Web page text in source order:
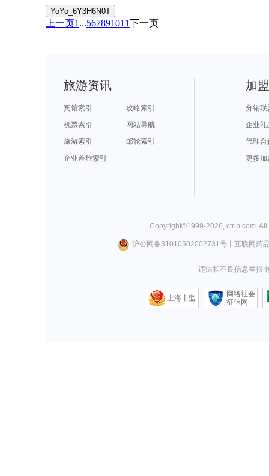
YoYo_6Y3H6N0T
上一页1 ...567891011下一页
旅游资讯
宾馆索引
攻略索引
机票索引
网站导航
旅游索引
邮轮索引
企业差旅索引
加
分销联
企业礼
代理合
更多加
Copyright©1999-2026, ctrip.com.
沪公网备31010502002731号丨 互联网药
违法和不良信息举报
上海市监
网络社会
征信网